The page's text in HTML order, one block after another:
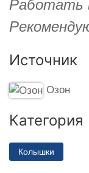
Работать
Источник
Озон
Категория
Колышки